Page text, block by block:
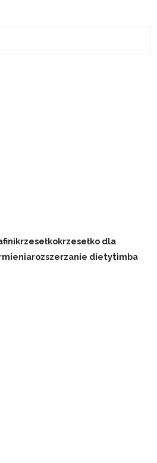
finikrzesełkokrzesełko dla
rozszerzanie dietytimba